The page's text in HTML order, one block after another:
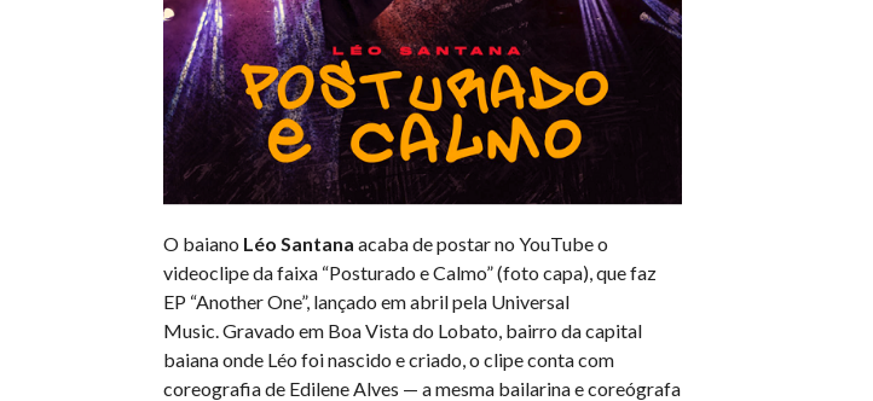
O baiano Léo Santana acaba de postar no YouTube o
videoclipe da faixa “Posturado e Calmo” (foto capa), que faz
EP “Another One”, lançado em abril pela Universal
Music. Gravado em Boa Vista do Lobato, bairro da capital
baiana onde Léo foi nascido e criado, o clipe conta com
coreografia de Edilene Alves — a mesma bailarina e coreógrafa